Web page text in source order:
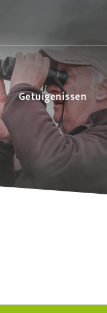
Getuigenissen